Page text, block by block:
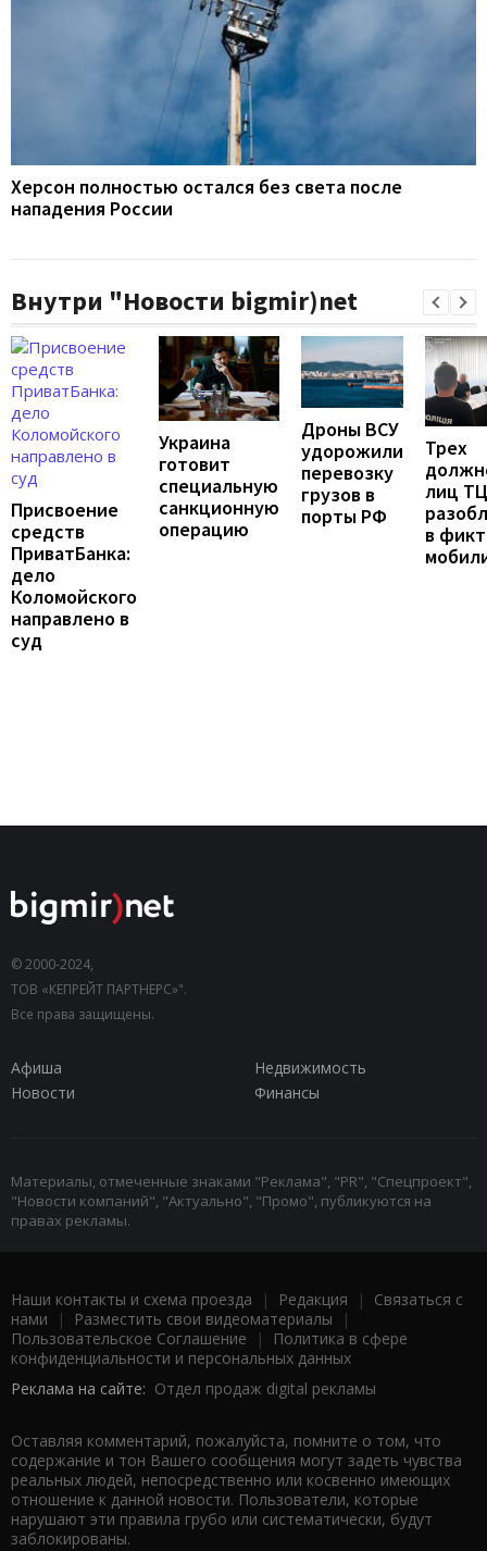
Херсон полностью остался без света после
нападения России
Внутри "Новости bigmir)net
Присвоение
средств
ПриватБанка:
дело
Коломойского
направлено в
суд
Украина
готовит
специальную
санкционную
операцию
Дроны ВСУ
удорожили
перевозку
грузов в
порты РФ
Трех
лиц
в
© 2000-2024,
ТОВ «КЕПРЕЙТ ПАРТНЕРС»".
Все права защищены.
Афиша
Недвижимость
Новости
Финансы
Материалы, отмеченные знаками "Реклама", "PR", "Спецпроект",
"Новости компаний", "Актуально", "Промо", публикуются на
правах рекламы.
Наши контакты и схема проезда | Редакция | Связаться с
нами | Разместить свои видеоматериалы |
Пользовательское Соглашение |
Политика в сфере
конфиденциальности и персональных данных
Реклама на сайте: Отдел продаж digital рекламы
Оставляя комментарий, пожалуйста, помните о том, что
содержание и тон Вашего сообщения могут задеть чувства
реальных людей, непосредственно или косвенно имеющих
отношение к данной новости. Пользователи, которые
нарушают эти правила грубо или систематически, будут
заблокированы.